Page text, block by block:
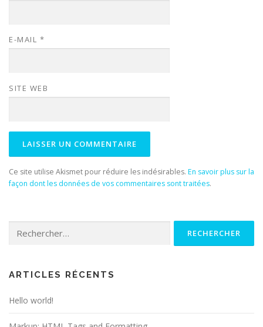
E-MAIL *
SITE WEB
Ce site utilise Akismet pour réduire les indésirables. En savoir plus sur la
façon dont les données de vos commentaires sont traitées.
ARTICLES RÉCENTS
Hello world!